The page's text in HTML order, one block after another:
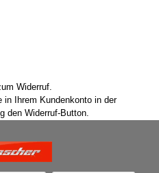
Widerruf.
in Ihrem Kundenkonto in der
den Widerruf-Button.